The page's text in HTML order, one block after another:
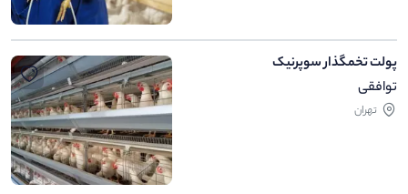
پولت تخمگذار سوپرنیک
توافقی
تهران